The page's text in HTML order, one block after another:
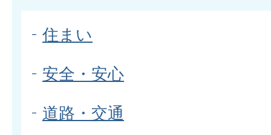
住まい
安全・安心
道路・交通